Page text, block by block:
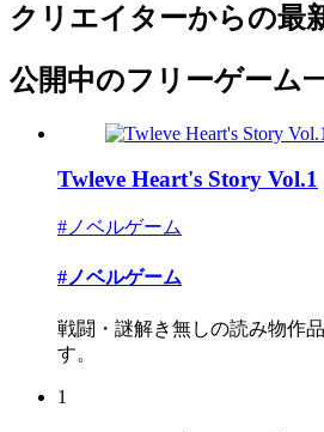
クリエイターからの最
公開中のフリーゲーム
Twleve Heart's Story Vol.1
#ノベルゲーム
#ノベルゲーム
戦闘・謎解き無しの読み物作
す。
1